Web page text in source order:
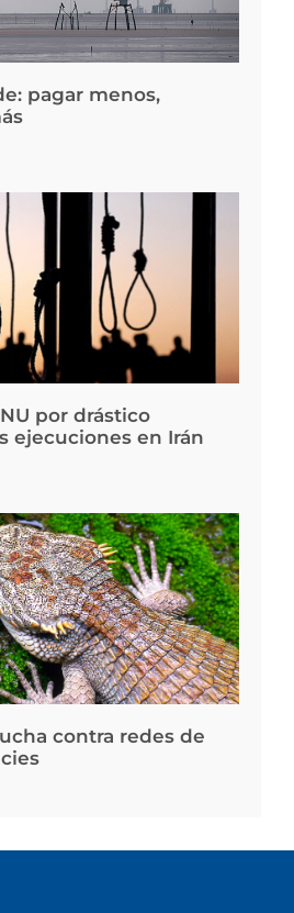
pagar menos,
por drástico
ejecuciones en Irán
contra redes de